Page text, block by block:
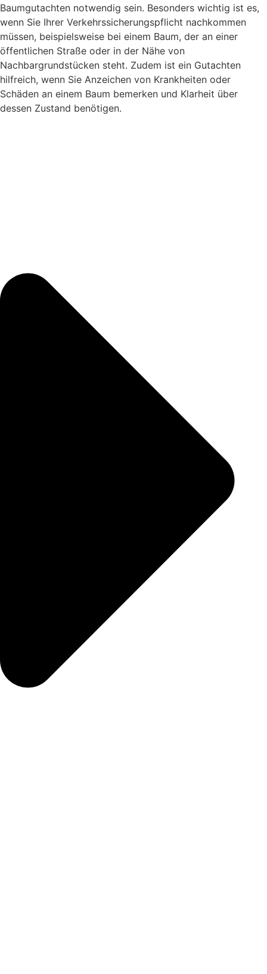
Baumgutachten notwendig sein. Besonders wichtig ist es,
wenn Sie Ihrer Verkehrssicherungspflicht nachkommen
müssen, beispielsweise bei einem Baum, der an einer
öffentlichen Straße oder in der Nähe von
Nachbargrundstücken steht. Zudem ist ein Gutachten
hilfreich, wenn Sie Anzeichen von Krankheiten oder
Schäden an einem Baum bemerken und Klarheit über
dessen Zustand benötigen.